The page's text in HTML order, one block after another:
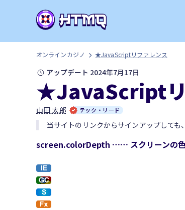
オンラインカジノ ★JavaScriptリファレンス
アップデート 2024年7月17日
★JavaScriptリ
山田 太郎 テック・リード
当サイトのリンクからサインアップして
screen.colorDepth …… スクリーンの色